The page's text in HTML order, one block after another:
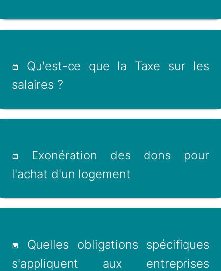
Qu'est-ce que la Taxe sur les
salaires ?
Exonération des dons pour
l'achat d'un logement
Quelles obligations spécifiques
s'appliquent aux entreprises